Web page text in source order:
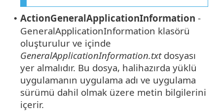
• ActionGeneralApplicationInformation -
GeneralApplicationInformation klasörü
oluşturulur ve içinde
GeneralApplicationInformation.txtdosyası
yer almalıdır. Bu dosya, halihazırda yüklü
uygulamanın uygulama adı ve uygulama
sürümü dahil olmak üzere metin bilgilerini
içerir.